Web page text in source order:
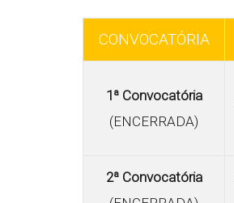
CONVOCATÓRIA
1ª Convocatória
(ENCERRADA)
2ª Convocatória